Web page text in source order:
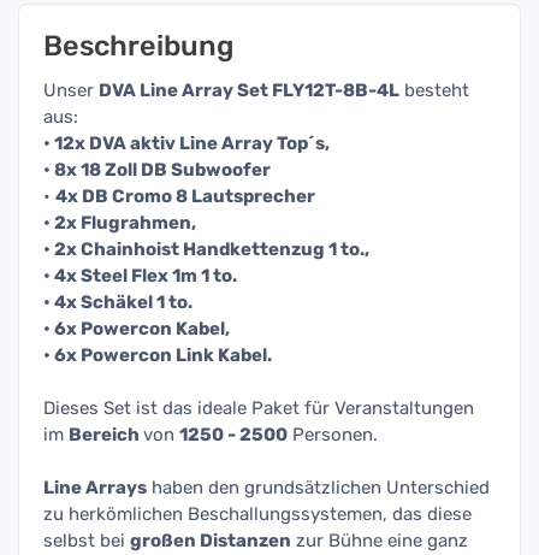
Beschreibung
Unser DVA Line Array Set FLY12T-8B-4L besteht
aus:
• 12x DVA aktiv Line Array Top´s,
• 8x 18 Zoll DB Subwoofer
• 4x DB Cromo 8 Lautsprecher
• 2x Flugrahmen,
• 2x Chainhoist Handkettenzug 1 to.,
• 4x Steel Flex 1m 1 to.
• 4x Schäkel 1 to.
• 6x Powercon Kabel,
• 6x Powercon Link Kabel.
Dieses Set ist das ideale Paket für Veranstaltungen
im Bereich von 1250 - 2500 Personen.
Line Arrays haben den grundsätzlichen Unterschied
zu herkömlichen Beschallungssystemen, das diese
selbst bei großen Distanzen zur Bühne eine ganz